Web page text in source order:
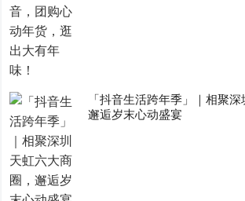
「抖音生活跨年季」｜相聚深
邂逅岁末心动盛宴